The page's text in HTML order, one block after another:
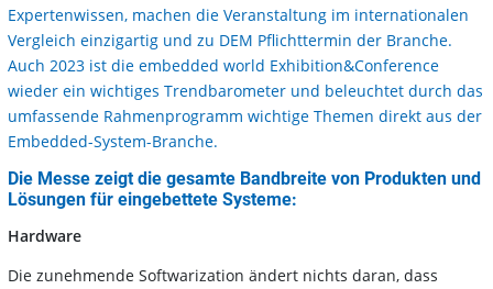
Expertenwissen, machen die Veranstaltung im internationalen
Vergleich einzigartig und zu DEM Pflichttermin der Branche.
Auch 2023 ist die embedded world Exhibition&Conference
wieder ein wichtiges Trendbarometer und beleuchtet durch das
umfassende Rahmenprogramm wichtige Themen direkt aus der
Embedded-System-Branche.
Die Messe zeigt die gesamte Bandbreite von Produkten und
Lösungen für eingebettete Systeme:
Hardware
Die zunehmende Softwarization ändert nichts daran, dass